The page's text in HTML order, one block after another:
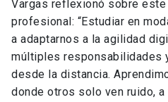
Vargas reflexionó sobre
profesional: “Estudiar en
a adaptarnos a la agilidad
múltiples responsabilidades
desde la distancia.
donde otros solo ven ruido,